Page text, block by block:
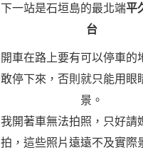
下一站是石垣島的最北端平
台
開車在路上要有可以停車的
敢停下來，否則就只能用眼
景。
我開著車無法拍照，只好請
拍，這些照片遠遠不及實際